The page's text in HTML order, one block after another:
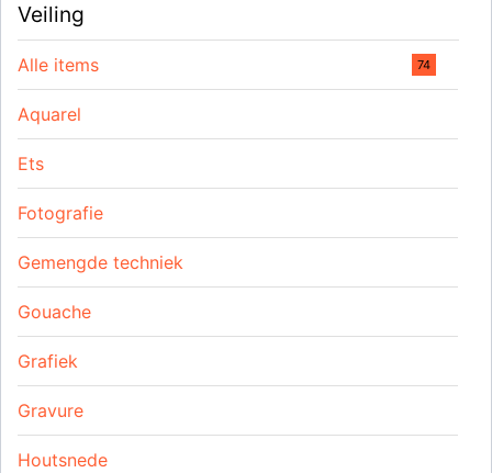
Veiling
Alle items 74
Aquarel
Ets
Fotografie
Gemengde techniek
Gouache
Grafiek
Gravure
Houtsnede